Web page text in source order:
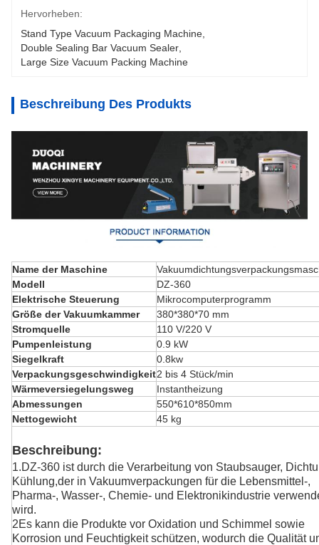
Hervorheben:
Stand Type Vacuum Packaging Machine
Double Sealing Bar Vacuum Sealer
Large Size Vacuum Packing Machine
Beschreibung Des Produkts
Name der Maschine
Modell
DZ-360
Elektrische Steuerung
Mikrocomputerprogramm
Größe der Vakuumkammer
380*380*70 mm
Stromquelle
110 V/220 V
Pumpenleistung
0.9 kW
Siegelkraft
0.8kw
Verpackungsgeschwindigkeit2 bis 4 Stück/min
Wärmeversiegelungsweg
Instantheizung
Abmessungen
550*610*850mm
Nettogewicht
45 kg
Beschreibung:
1.DZ-360 ist durch die Verarbeitung von Staubsauger,
Kühlung,der in Vakuumverpackungen für die Lebensmittel-,
Pharma-, Wasser-, Chemie- und Elektronikindustrie
wird.
2Es kann die Produkte vor Oxidation und Schimmel sowie
Korrosion und Feuchtigkeit schützen, wodurch die Qualität